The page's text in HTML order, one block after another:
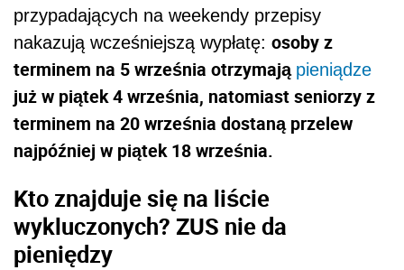
przypadających na weekendy przepisy
nakazują wcześniejszą wypłatę: osoby z
terminem na 5 września otrzymają pieniądze
już w piątek 4 września, natomiast seniorzy z
terminem na 20 września dostaną przelew
najpóźniej w piątek 18 września.
Kto znajduje się na liście
wykluczonych? ZUS nie da
pieniędzy